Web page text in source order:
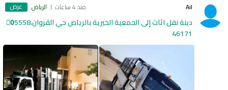
Ail منذ 4 ساعات الرياض عرض
دينة نقل اثاث إلى الجمعية الخيرية بالرياض حي القروان،0َ5558
46171